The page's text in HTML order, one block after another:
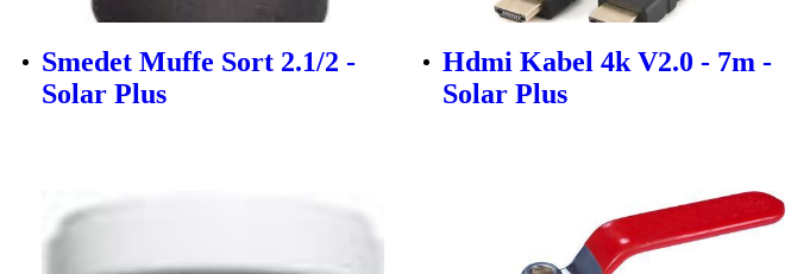
Smedet Muffe Sort 2.1/2 -
Solar Plus
Hdmi Kabel 4k V2.0 - 7m -
Solar Plus